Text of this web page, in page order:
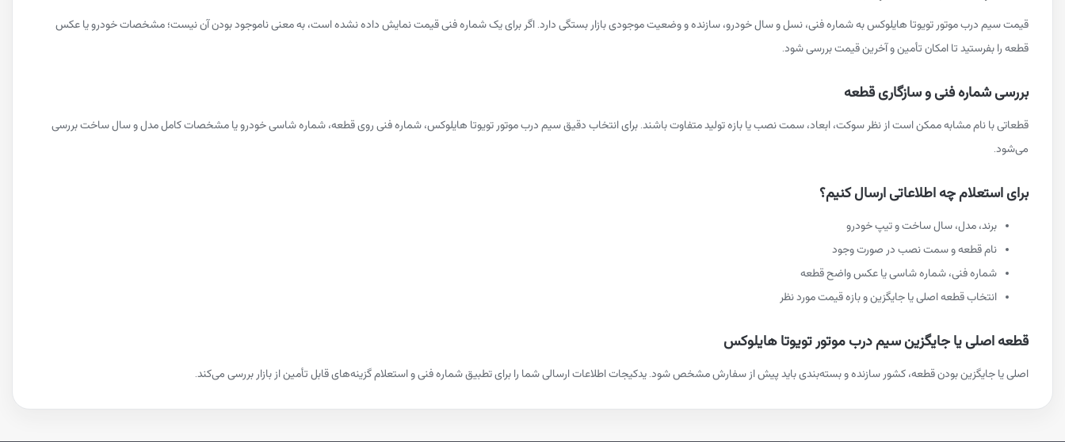
قیمت سیم درب موتور تویوتا هایلوکس به شماره فنی، نسل و سال خودرو، سازنده و وضعیت موجودی بازار بستگی دارد. اگر برای یک شماره فنی قیمت نمایش داده نشده است، به معنی ناموجود بودن آن نیست؛ مشخصات خودرو یا عکس
قطعه را بفرستید تا امکان تأمین و آخرین قیمت بررسی شود.
بررسی شماره فنی و سازگاری قطعه
قطعاتی با نام مشابه ممکن است از نظر سوکت، ابعاد، سمت نصب یا بازه تولید متفاوت باشند. برای انتخاب دقیق سیم درب موتور تویوتا هایلوکس، شماره فنی روی قطعه، شماره شاسی خودرو یا مشخصات کامل مدل و سال ساخت بررسی
می‌شود.
برای استعلام چه اطلاعاتی ارسال کنیم؟
برند، مدل، سال ساخت و تیپ خودرو
نام قطعه و سمت نصب در صورت وجود
شماره فنی، شماره شاسی یا عکس واضح قطعه
انتخاب قطعه اصلی یا جایگزین و بازه قیمت مورد نظر
قطعه اصلی یا جایگزین سیم درب موتور تویوتا هایلوکس
اصلی یا جایگزین بودن قطعه، کشور سازنده و بسته‌بندی باید پیش از سفارش مشخص شود. یدکیجات اطلاعات ارسالی شما را برای تطبیق شماره فنی و استعلام گزینه‌های قابل تأمین از بازار بررسی می‌کند.